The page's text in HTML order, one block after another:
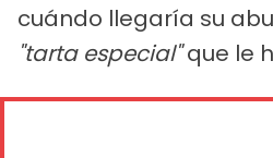
cuándo llegaría su
"tarta especial"que le